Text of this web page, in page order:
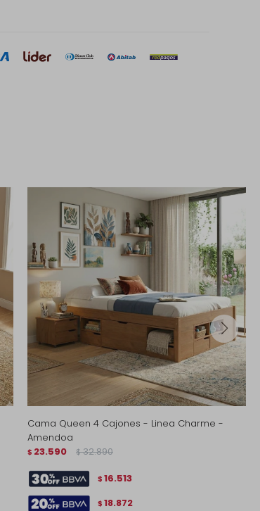
Cama Queen 4 Cajones - Linea Charme -
Amendoa
$ 23.590 $ 32.890
$ 16.513
$ 18.872